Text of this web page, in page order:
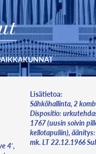
4′,
Lisätietoa:
Sähköhallinta, 2
Dispositio:
1767 (uusin soivin
kellotapuliin),
mk. LT 22.12.1966